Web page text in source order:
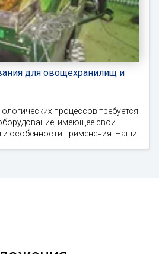
для овощехранилищ и
процессов требуется
имеющее свои
и особенности применения. Наши